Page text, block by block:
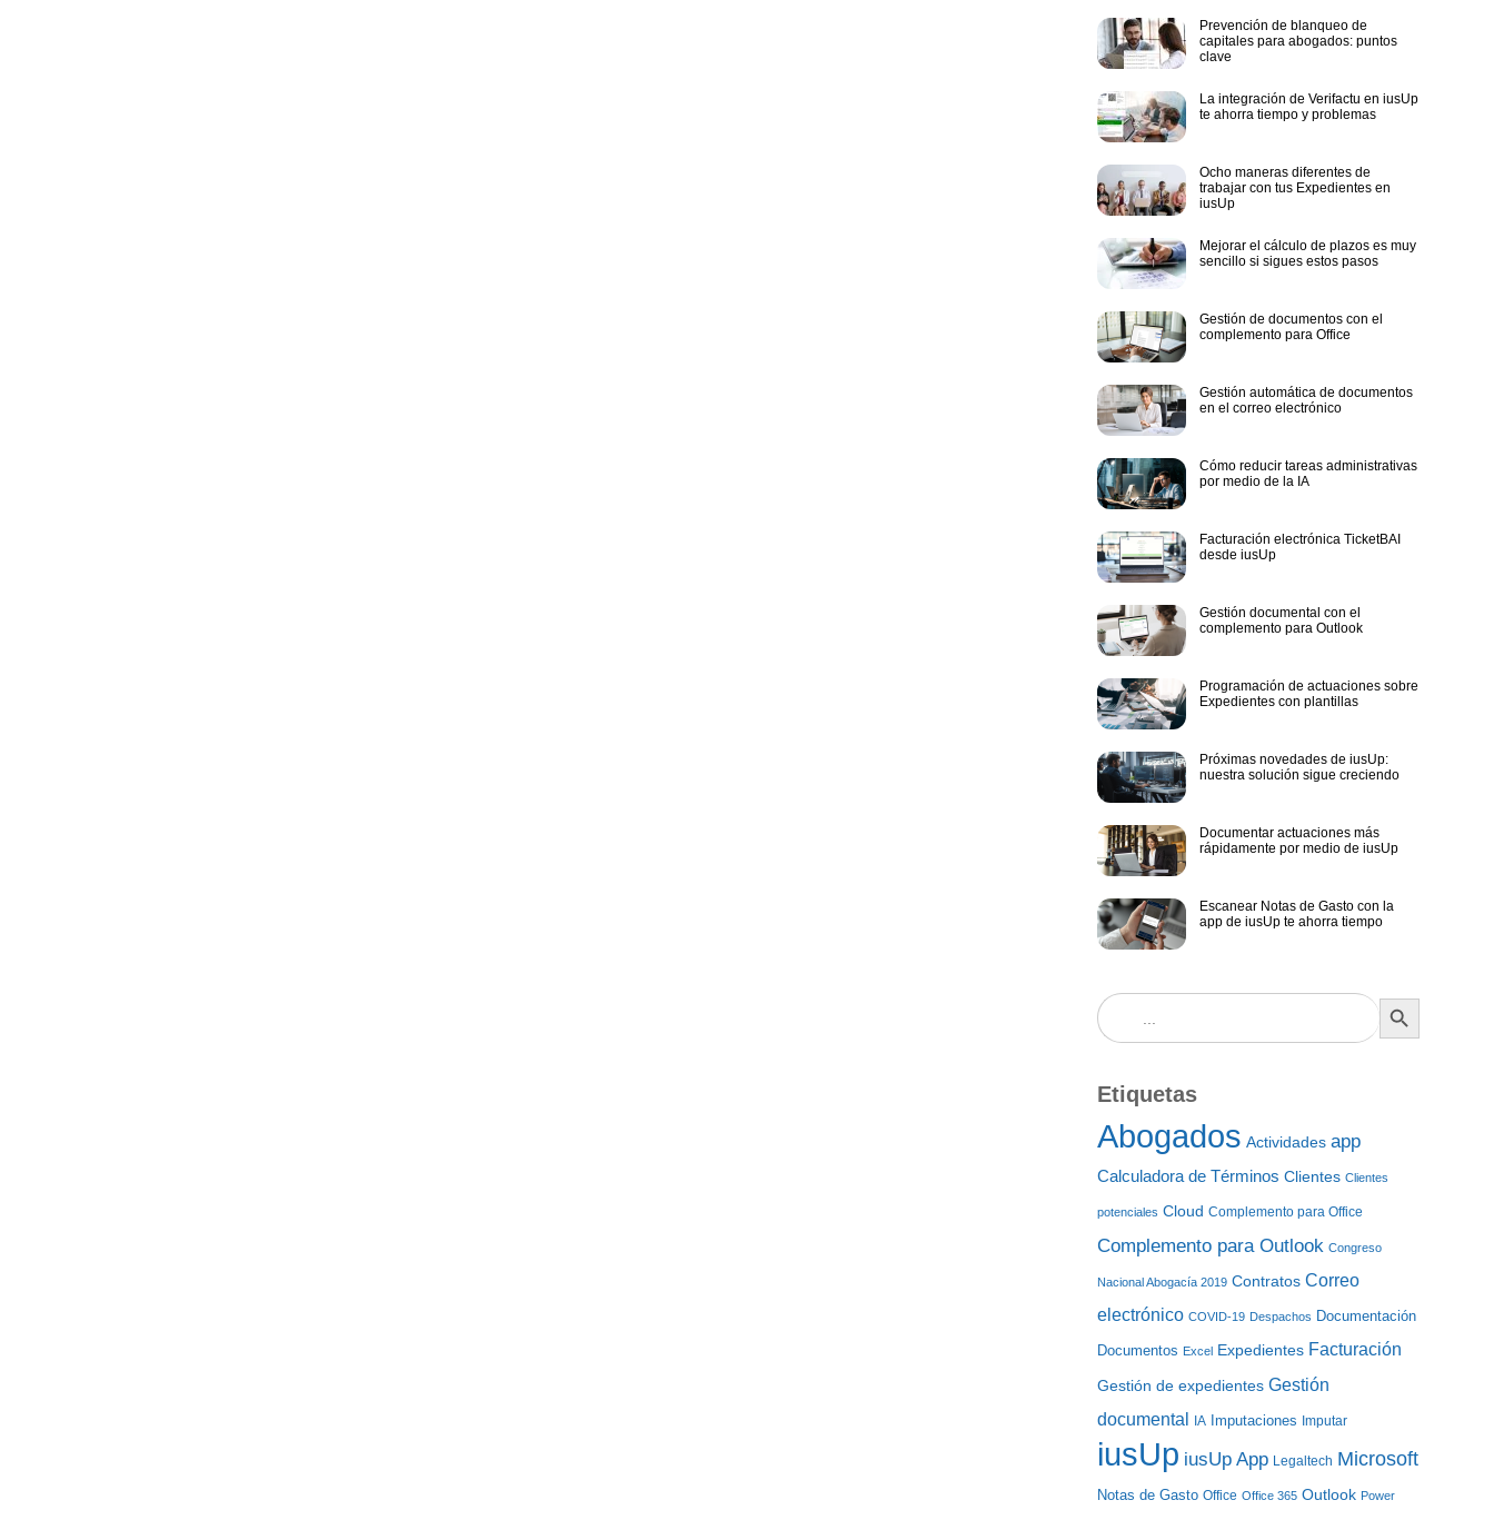
Prevención de blanqueo de
capitales para abogados: puntos
clave
La integración de Verifactu en iusUp
te ahorra tiempo y problemas
Ocho maneras diferentes de
trabajar con tus Expedientes en
iusUp
Mejorar el cálculo de plazos es muy
sencillo si sigues estos pasos
Gestión de documentos con el
complemento para Office
Gestión automática de documentos
en el correo electrónico
Cómo reducir tareas administrativas
por medio de la IA
Facturación electrónica TicketBAI
desde iusUp
Gestión documental con el
complemento para Outlook
Programación de actuaciones sobre
Expedientes con plantillas
Próximas novedades de iusUp:
nuestra solución sigue creciendo
Documentar actuaciones más
rápidamente por medio de iusUp
Escanear Notas de Gasto con la
app de iusUp te ahorra tiempo
Buscar: BOTÓN DE BÚSQUEDA
Etiquetas
Abogados Actividades app
Calculadora de Términos Clientes Clientes
potenciales Cloud Complemento para Office
Complemento para Outlook Congreso
Nacional Abogacía 2019 Contratos Correo
electrónico COVID-19 Despachos Documentación
Documentos Excel Expedientes Facturación
Gestión de expedientes Gestión
documental IA Imputaciones Imputar
iusUp iusUp App Legaltech Microsoft
Notas de Gasto Office Office 365 Outlook Power